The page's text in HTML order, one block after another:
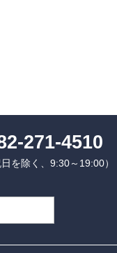
271-4510
日を除く、9:30～19:00）